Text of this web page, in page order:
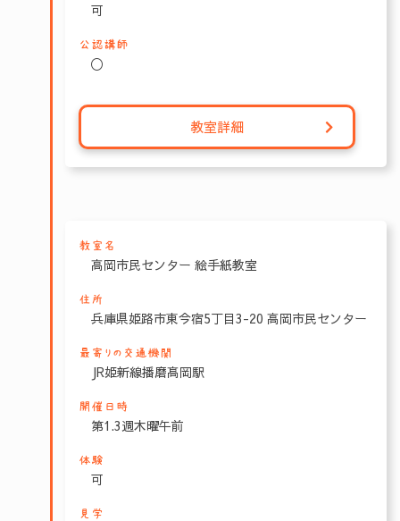
可
公認講師
〇
教室詳細
教室名
高岡市民センター 絵手紙教室
住所
兵庫県姫路市東今宿5丁目3-20 高岡市民センター
最寄りの交通機関
JR姫新線播磨髙岡駅
開催日時
第1.3週木曜午前
体験
可
見学